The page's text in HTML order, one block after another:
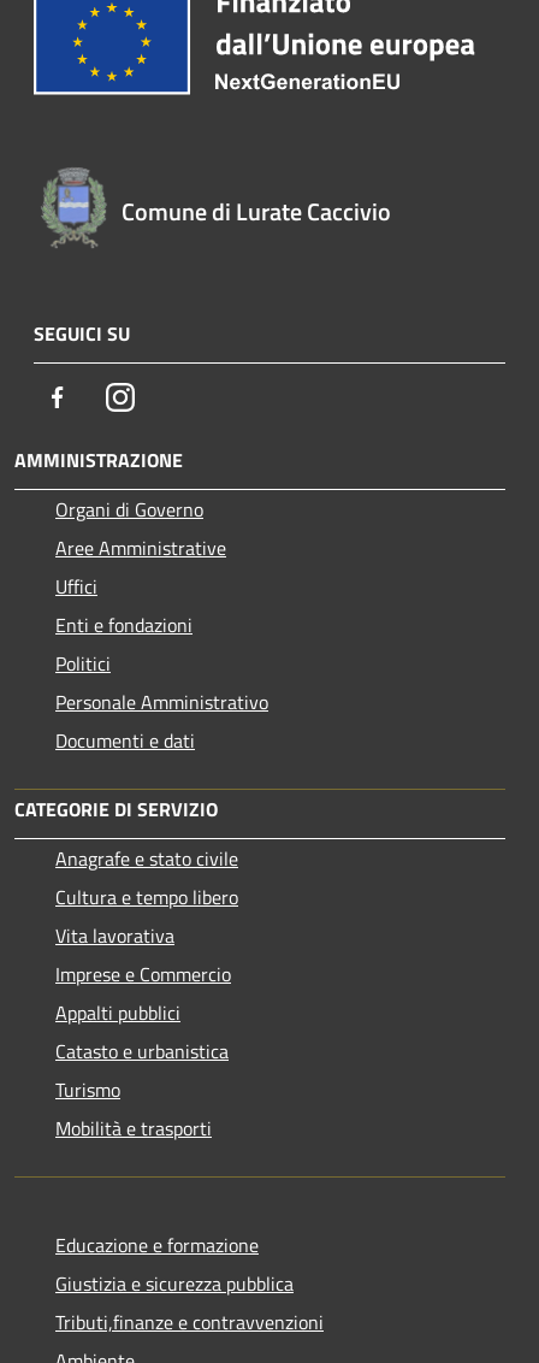
Comune di Lurate Caccivio
SEGUICI SU
FacebookInstagram
AMMINISTRAZIONE
Organi di Governo
Aree Amministrative
Uffici
Enti e fondazioni
Politici
Personale Amministrativo
Documenti e dati
CATEGORIE DI SERVIZIO
Anagrafe e stato civile
Cultura e tempo libero
Vita lavorativa
Imprese e Commercio
Appalti pubblici
Catasto e urbanistica
Turismo
Mobilità e trasporti
Educazione e formazione
Giustizia e sicurezza pubblica
Tributi,finanze e contravvenzioni